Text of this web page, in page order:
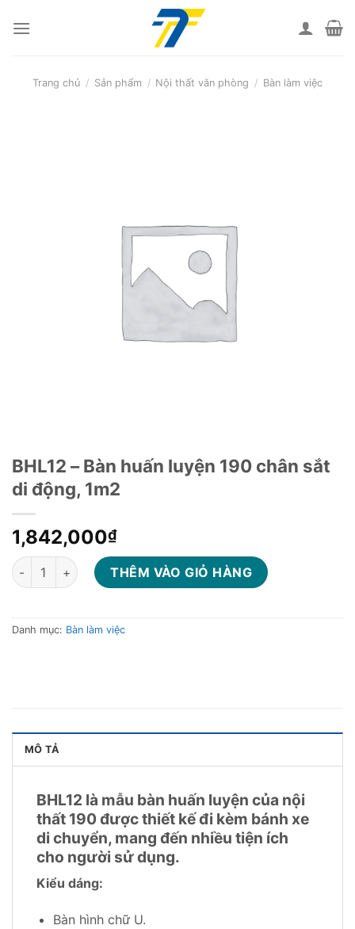
Trang chủ / Sản phẩm / Nội thất văn phòng / Bàn làm việc
BHL12 – Bàn huấn luyện 190 chân sắt
di động, 1m2
1,842,000₫
BHL12 - Bàn huấn luyện 190 chân sắt di động, 1m2 số lượng
THÊM VÀO GIỎ HÀNG
Danh mục: Bàn làm việc
MÔ TẢ
BHL12 là mẫu bàn huấn luyện của nội
thất 190 được thiết kế đi kèm bánh xe
di chuyển, mang đến nhiều tiện ích
cho người sử dụng.
Kiểu dáng:
Bàn hình chữ U.